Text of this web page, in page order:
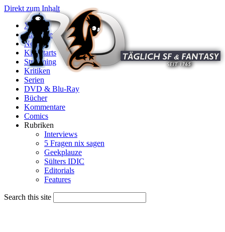
Direkt zum Inhalt
X
Startseite
News
Kinostarts
Streaming
Kritiken
Serien
DVD & Blu-Ray
Bücher
Kommentare
Comics
Rubriken
Interviews
5 Fragen nix sagen
Geekplauze
Sülters IDIC
Editorials
Features
Search this site